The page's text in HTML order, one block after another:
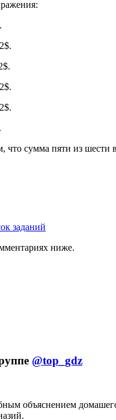
сумма пяти из шести
заданий
ниже.
@top_gdz
объяснением